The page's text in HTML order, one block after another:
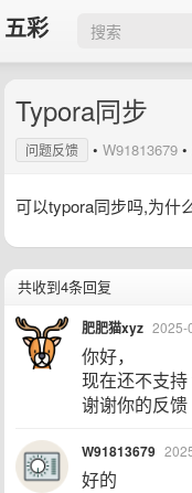
五彩
Typora同步
问题反馈 • W91813679 •
可以typora同步吗,为什
共收到4条回复
肥肥猫xyz 2025-
你好，
现在还不支
谢谢你的反馈
W91813679
好的